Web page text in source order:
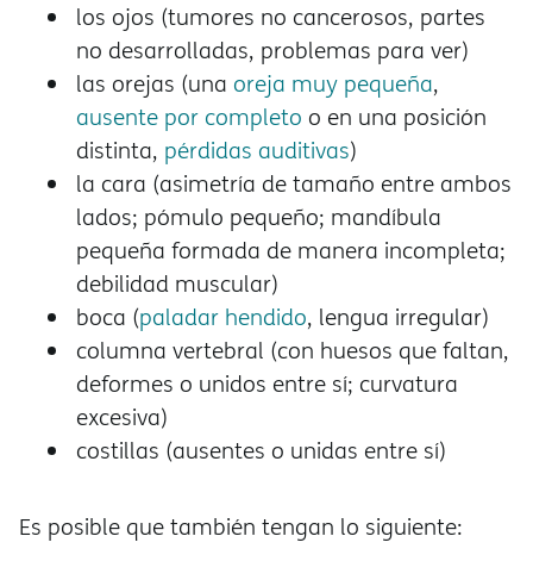
los ojos (tumores no cancerosos, partes
no desarrolladas, problemas para ver)
las orejas (una oreja muy pequeña,
ausente por completo o en una posición
distinta, pérdidas auditivas)
la cara (asimetría de tamaño entre ambos
lados; pómulo pequeño; mandíbula
pequeña formada de manera incompleta;
debilidad muscular)
boca (paladar hendido, lengua irregular)
columna vertebral (con huesos que faltan,
deformes o unidos entre sí; curvatura
excesiva)
costillas (ausentes o unidas entre sí)
Es posible que también tengan lo siguiente: